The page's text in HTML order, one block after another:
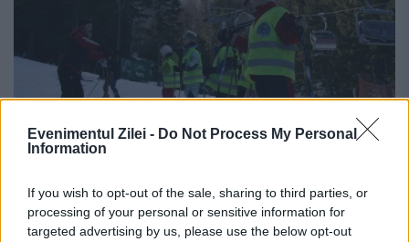
Evenimentul Zilei - Do Not Process My Personal
Information
If you wish to opt-out of the sale, sharing to third parties, or
processing of your personal or sensitive information for
targeted advertising by us, please use the below opt-out
Două noi pârtii la Bușteni
14 FEBRUARIE 2012